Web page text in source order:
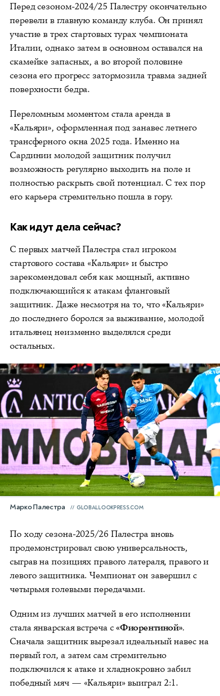
Перед сезоном-2024/25 Палестру окончательно
перевели в главную команду клуба. Он принял
участие в трех стартовых турах чемпионата
Италии, однако затем в основном оставался на
скамейке запасных, а во второй половине
сезона его прогресс затормозила травма задней
поверхности бедра.
Переломным моментом стала аренда в
«Кальяри», оформленная под занавес летнего
трансферного окна 2025 года. Именно на
Сардинии молодой защитник получил
возможность регулярно выходить на поле и
полностью раскрыть свой потенциал. С тех пор
его карьера стремительно пошла в гору.
Как идут дела сейчас?
С первых матчей Палестра стал игроком
стартового состава «Кальяри» и быстро
зарекомендовал себя как мощный, активно
подключающийся к атакам фланговый
защитник. Даже несмотря на то, что «Кальяри»
до последнего боролся за выживание, молодой
итальянец неизменно выделялся среди
остальных.
Марко Палестра GLOBALLOOKPRESS.COM
По ходу сезона-2025/26 Палестра вновь
продемонстрировал свою универсальность,
сыграв на позициях правого латераля, правого и
левого защитника. Чемпионат он завершил с
четырьмя голевыми передачами.
Одним из лучших матчей в его исполнении
стала январская встреча с«Фиорентиной».
Сначала защитник вырезал идеальный навес на
первый гол, а затем сам стремительно
подключился к атаке и хладнокровно забил
победный мяч — «Кальяри» выиграл 2:1.